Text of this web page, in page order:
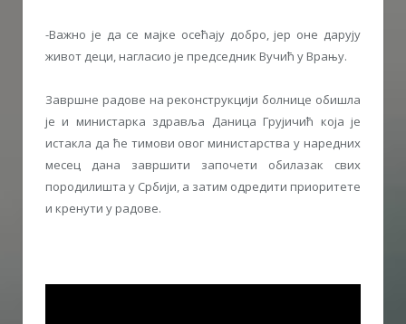
-Важно је да се мајке осећају добро, јер оне дарују
живот деци, нагласио је председник Вучић у Врању.
Завршне радове на реконструкцији болнице обишла
је и министарка здравља Даница Грујичић која је
истакла да ће тимови овог министарства у наредних
месец дана завршити започети обилазак свих
породилишта у Србији, а затим одредити приоритете
и кренути у радове.